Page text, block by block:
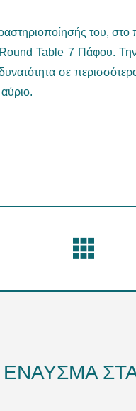
του, στο
Table 7 Πάφου.
σε